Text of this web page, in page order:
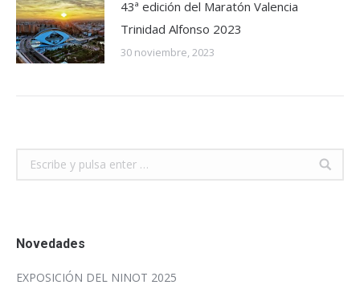
43ª edición del Maratón Valencia
Trinidad Alfonso 2023
30 noviembre, 2023
Buscar:
Novedades
EXPOSICIÓN DEL NINOT 2025